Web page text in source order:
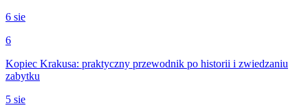
6 sie
6
Kopiec Krakusa: praktyczny przewodnik po historii i zwiedzaniu
zabytku
5 sie